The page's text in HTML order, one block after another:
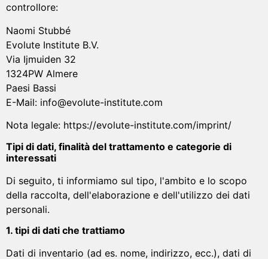
controllore:
Naomi Stubbé
Evolute Institute B.V.
Via Ijmuiden 32
1324PW Almere
Paesi Bassi
E-Mail: info@evolute-institute.com
Nota legale: https://evolute-institute.com/imprint/
Tipi di dati, finalità del trattamento e categorie di
interessati
Di seguito, ti informiamo sul tipo, l'ambito e lo scopo
della raccolta, dell'elaborazione e dell'utilizzo dei dati
personali.
1. tipi di dati che trattiamo
Dati di inventario (ad es. nome, indirizzo, ecc.), dati di